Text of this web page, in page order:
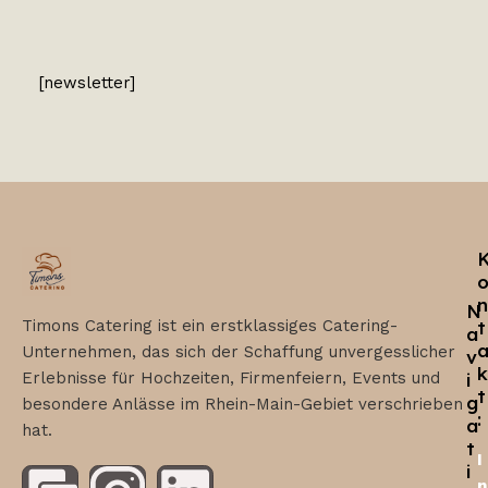
[newsletter]
Timons Catering ist ein erstklassiges Catering-
Unternehmen, das sich der Schaffung unvergesslicher
Erlebnisse für Hochzeiten, Firmenfeiern, Events und
besondere Anlässe im Rhein-Main-Gebiet verschrieben
hat.
N
a
v
i
g
a
t
i
o
n
t
a
k
t
:
I